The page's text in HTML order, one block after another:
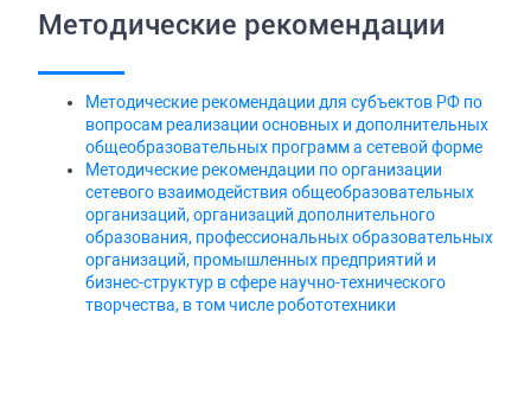
Методические рекомендации
Методические рекомендации для субъектов РФ по
вопросам реализации основных и дополнительных
общеобразовательных программ а сетевой форме
Методические рекомендации по организации
сетевого взаимодействия общеобразовательных
организаций, организаций дополнительного
образования, профессиональных образовательных
организаций, промышленных предприятий и
бизнес-структур в сфере научно-технического
творчества, в том числе робототехники